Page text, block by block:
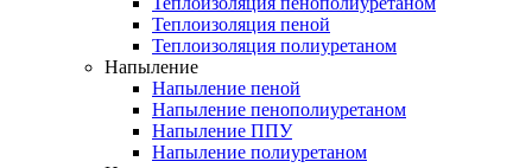
Теплоизоляция пеной
Теплоизоляция полиуретаном
Напыление
Напыление пеной
Напыление пенополиуретаном
Напыление ППУ
Напыление полиуретаном